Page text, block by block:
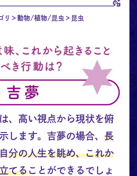
リ 動物/植物/昆虫 昆虫
、高い視点から現状を俯
します。吉夢の場合、 長
分の人生を眺め、これか
てることができるでしょ